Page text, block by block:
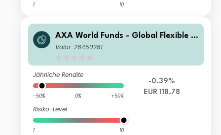
1 10
AXA World Funds - Global Flexible P
roperty A Capitalisation EUR (Hedge
Valor: 26450281
Jährliche Rendite
-50% 0% +50%
Risiko-Level
1 10
-0.39%
EUR 118.78